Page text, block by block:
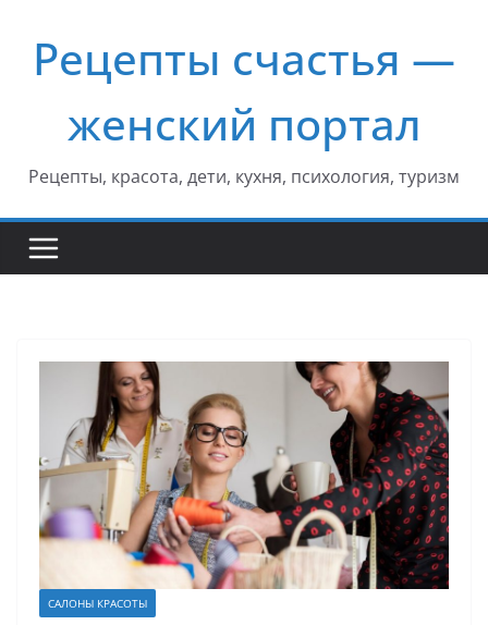
содержимому
Рецепты счастья —
женский портал
Рецепты, красота, дети, кухня, психология, туризм
САЛОНЫ КРАСОТЫ